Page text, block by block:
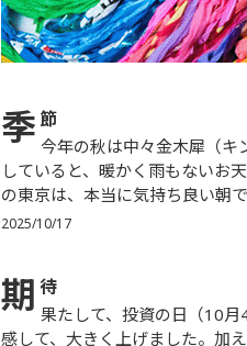
季 節
今年の秋は中々金木犀（キンモクセイ）の香りがしてこないなぁ、と思っていたら、今朝ジョギングを
していると、暖かく雨もないお
の東京は、本当に気持ち良い朝
2025/10/17
期 待
果たして、投資の日（10月4日）に決まった、自民党新総裁は高市さんとなり、日本株マーケットは好
感して、大きく上げました。加